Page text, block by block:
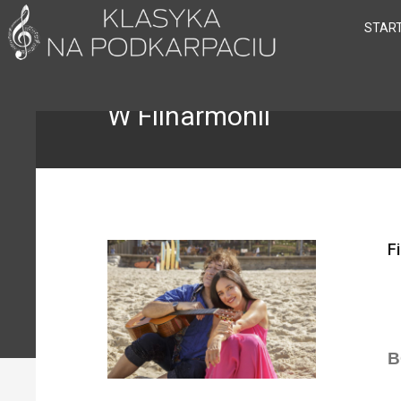
W Filharmonii